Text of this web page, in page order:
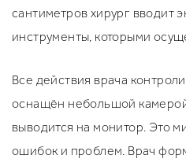
сантиметров хирург вводит
инструменты, которыми
Все действия врача
оснащён небольшой
выводится на монитор. Это
ошибок и проблем. Врач